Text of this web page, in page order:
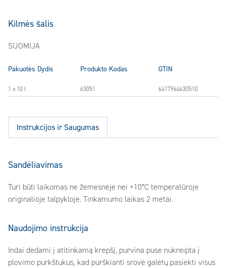
Kilmės šalis
SUOMIJA
Pakuotės Dydis Produkto Kodas GTIN
1 x 10 l 63051 6417964630510
Instrukcijos ir Saugumas
Sandėliavimas
Turi būti laikomas ne žemesnėje nei +10°C temperatūroje
originalioje talpykloje. Tinkamumo laikas 2 metai.
Naudojimo instrukcija
Indai dedami į atitinkamą krepšį, purvina puse nukreipta į
plovimo purkštukus, kad purškianti srovė galėtų pasiekti visus